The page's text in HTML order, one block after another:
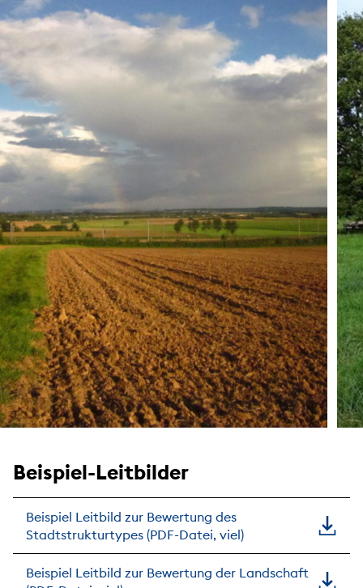
Beispiel-Leitbilder
Beispiel Leitbild zur Bewertung des
Stadtstrukturtypes (PDF-Datei, viel)
Beispiel Leitbild zur Bewertung der Landschaft